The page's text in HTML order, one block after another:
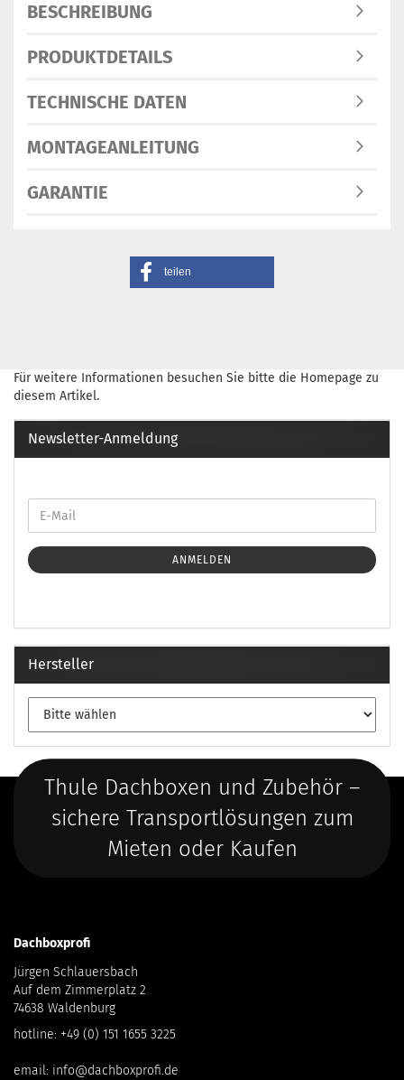
BESCHREIBUNG
PRODUKTDETAILS
TECHNISCHE DATEN
MONTAGEANLEITUNG
GARANTIE
teilen
Für weitere Informationen besuchen Sie bitte die Homepage zu
diesem Artikel.
Newsletter-Anmeldung
ANMELDEN
Hersteller
Thule Dachboxen und Zubehör –
sichere Transportlösungen zum
Mieten oder Kaufen
Dachboxprofi
Jürgen Schlauersbach
Auf dem Zimmerplatz 2
74638 Waldenburg
hotline: +49 (0) 151 1655 3225
email: info@dachboxprofi.de